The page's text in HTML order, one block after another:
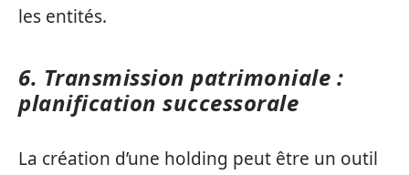
les entités.
6. Transmission patrimoniale :
planification successorale
La création d’une holding peut être un outil